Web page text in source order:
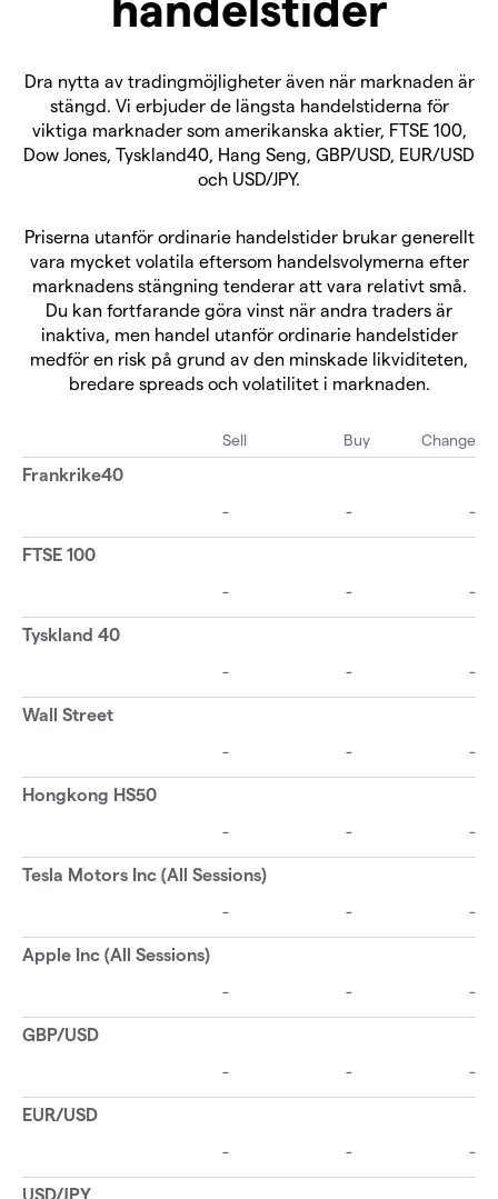
Dra nytta av tradingmöjligheter även när marknaden är
stängd. Vi erbjuder de längsta handelstiderna för
viktiga marknader som amerikanska aktier, FTSE 100,
Dow Jones, Tyskland40, Hang Seng, GBP/USD, EUR/USD
och USD/JPY.
Priserna utanför ordinarie handelstider brukar generellt
vara mycket volatila eftersom handelsvolymerna efter
marknadens stängning tenderar att vara relativt små.
Du kan fortfarande göra vinst när andra traders är
inaktiva, men handel utanför ordinarie handelstider
medför en risk på grund av den minskade likviditeten,
bredare spreads och volatilitet i marknaden.